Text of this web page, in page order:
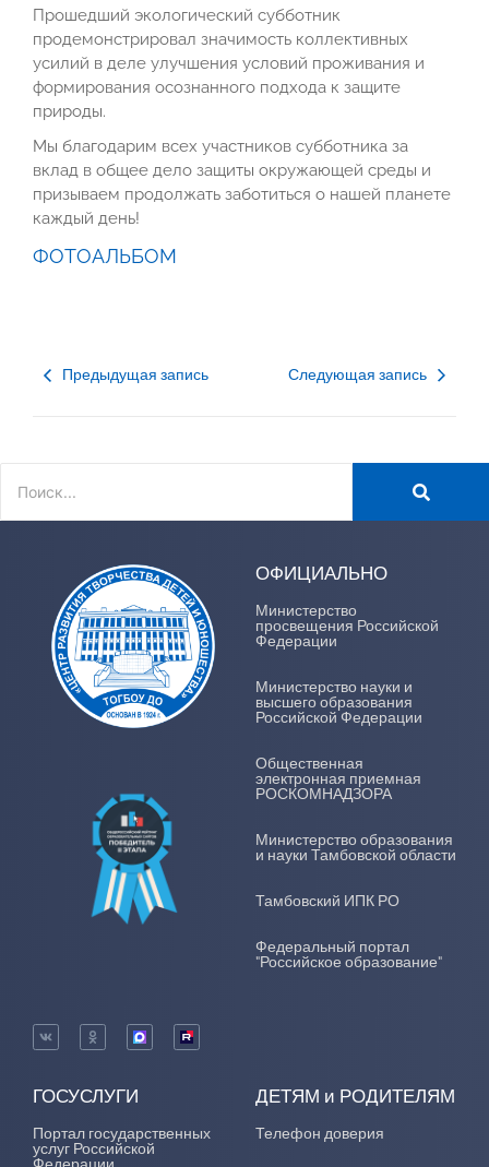
Прошедший экологический субботник
продемонстрировал значимость коллективных
усилий в деле улучшения условий проживания и
формирования осознанного подхода к защите
природы.
Мы благодарим всех участников субботника за
вклад в общее дело защиты окружающей среды и
призываем продолжать заботиться о нашей планете
каждый день!
ФОТОАЛЬБОМ
Предыдущая запись Следующая запись
ОФИЦИАЛЬНО
Министерство
просвещения Российской
Федерации
Министерство науки и
высшего образования
Российской Федерации
Общественная
электронная приемная
РОСКОМНАДЗОРА
Министерство образования
и науки Тамбовской области
Тамбовский ИПК РО
Федеральный портал
"Российское образование"
ГОСУСЛУГИ
Портал государственных
услуг Российской
ДЕТЯМ и РОДИТЕЛЯМ
Телефон доверия